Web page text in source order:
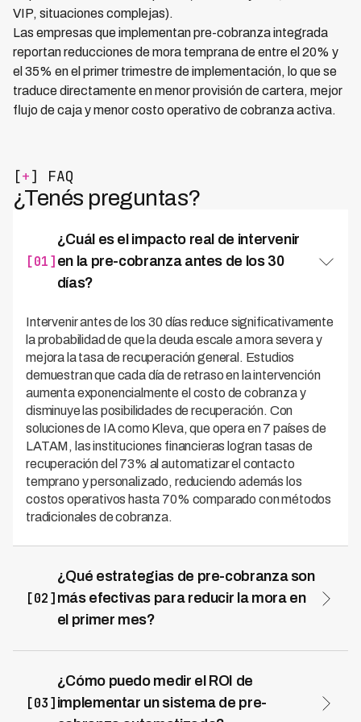
VIP, situaciones complejas).
Las empresas que implementan pre-cobranza integrada
reportan reducciones de mora temprana de entre el 20% y
el 35% en el primer trimestre de implementación, lo que se
traduce directamente en menor provisión de cartera, mejor
flujo de caja y menor costo operativo de cobranza activa.
[+] FAQ
¿Tenés preguntas?
[01]
¿Cuál es el impacto real de intervenir
en la pre-cobranza antes de los 30
días?
Intervenir antes de los 30 días reduce significativamente
la probabilidad de que la deuda escale a mora severa y
mejora la tasa de recuperación general. Estudios
demuestran que cada día de retraso en la intervención
aumenta exponencialmente el costo de cobranza y
disminuye las posibilidades de recuperación. Con
soluciones de IA como Kleva, que opera en 7 países de
LATAM, las instituciones financieras logran tasas de
recuperación del 73% al automatizar el contacto
temprano y personalizado, reduciendo además los
costos operativos hasta 70% comparado con métodos
tradicionales de cobranza.
[02]
¿Qué estrategias de pre-cobranza son
más efectivas para reducir la mora en
el primer mes?
recordatorios personalizados basados en
comportamiento del cliente y ofertas de facilidades de
pago antes del vencimiento. La automatización
[03]
¿Cómo puedo medir el ROI de
implementar un sistema de pre-